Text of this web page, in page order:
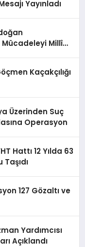
Yayınladı
Millî
Kaçakçılığı
Üzerinden Suç
Operasyon
Hattı 12 Yılda 63
127 Gözaltı ve
Yardımcısı
Açıklandı